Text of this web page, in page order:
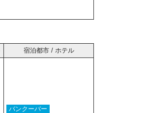
宿泊都市 / ホテル
バンクーバー